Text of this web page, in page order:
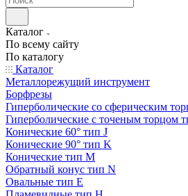
Каталог
По всему сайту
По каталогу
Каталог
Металлорежущий инструмент
Борфрезы
Гиперболические cо сферическим
Гиперболические с точеным торцом
Конические 60° тип J
Конические 90° тип K
Конические тип M
Обратный конус тип N
Овальные тип E